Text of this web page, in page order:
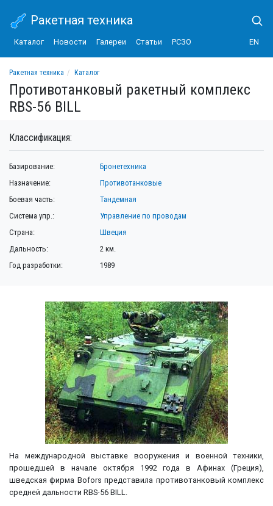
Ракетная техника
Каталог Новости Галереи Статьи РСЗО EN
Ракетная техника
Каталог
Противотанковый ракетный комплекс RBS-56 BILL
Противотанковый ракетный комплекс
RBS-56 BILL
На международной выставке вооружения и военной техники,
прошедшей в начале октября 1992 года в Афинах (Греция),
шведская фирма Bofors представила противотанковый комплекс
средней дальности RBS-56 BILL.
Классификация:
Базирование:
Бронетехника
Назначение:
Противотанковые
Боевая часть:
Тандемная
Система упр.:
Управление по проводам
Страна:
Швеция
Дальность:
2 км.
Год разработки:
1989